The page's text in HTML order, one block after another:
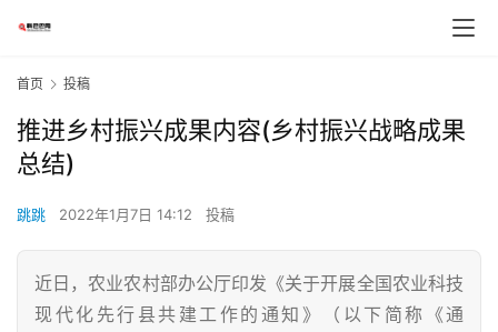
首页 投稿
推进乡村振兴成果内容(乡村振兴战略成果
总结)
跳跳 2022年1月7日 14:12 投稿
近日，农业农村部办公厅印发《关于开展全国农业科技
现代化先行县共建工作的通知》（以下简称《通